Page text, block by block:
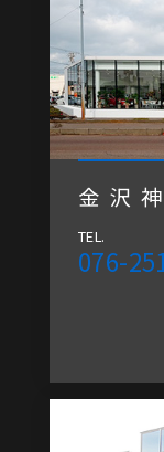
金沢
TEL.
076-